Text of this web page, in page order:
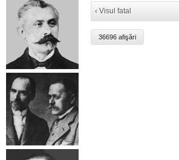
‹ Visul fatal
36696 afişări